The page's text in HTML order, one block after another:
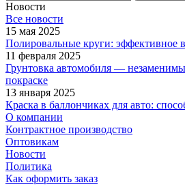
Новости
Все новости
15 мая 2025
Полировальные круги: эффективное
11 февраля 2025
Грунтовка автомобиля —
покраске
13 января 2025
Краска в баллончиках для авто:
О компании
Контрактное производство
Оптовикам
Новости
Политика
Как оформить заказ